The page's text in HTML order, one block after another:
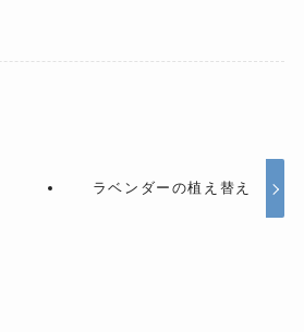
ラベンダーの植え替え